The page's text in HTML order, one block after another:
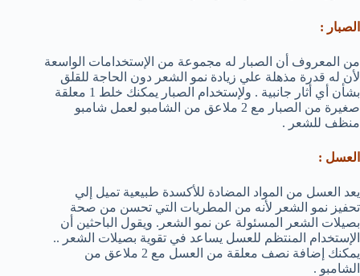
الصبار :
من المعروف أن الصبار له مجموعة من الإستخدامات الواسعة
لأن له قدرة مذهلة علي زيادة نمو الشعر دون الحاجة للقلق
بشأن أي أثار جانبية . ولإستخدام الصبار يمكنك خلط 1 معلقة
صغيرة من الصبار مع 2 ملاعق من الشامبو لعمل شامبو
منظف للشعر .
العسل :
يعد العسل من المواد المضادة للأكسدة طبيعية تميل إلي
تحفيز نمو الشعر لأنه من المطريات التي تحسن من صحة
بصيلات الشعر المسئولة عن نمو الشعر. ويقول الباحثين أن
الإستخدام المنتظم للعسل يساعد في تقوية بصيلات الشعر ..
يمكنك إضافة نصف معلقة من العسل مع 2 ملاعق من
الشامبو .